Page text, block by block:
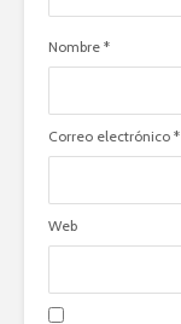
Nombre *
Correo electrónico *
Web